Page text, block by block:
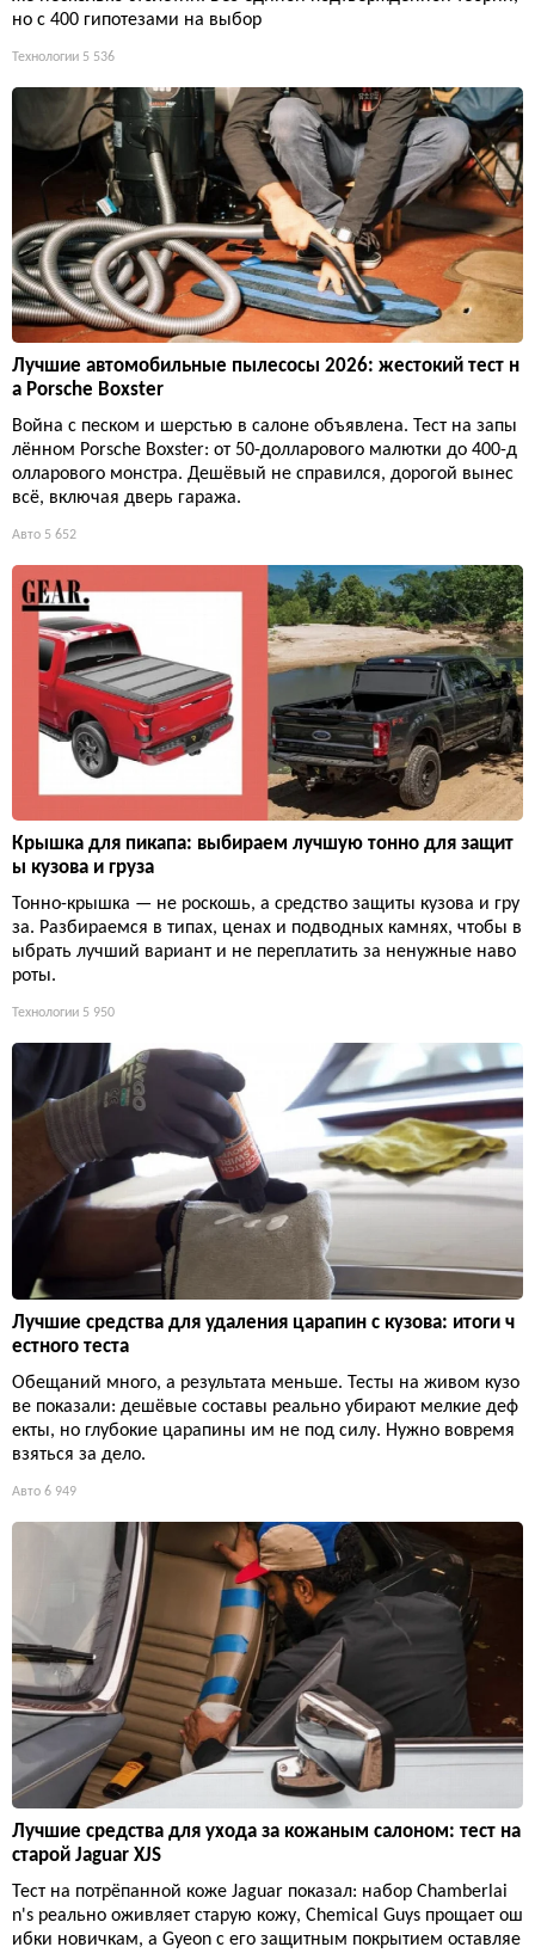
но с 400 гипотезами на выбор
Технологии 5 536
Лучшие автомобильные пылесосы 2026: жестокий тест н
а Porsche Boxster
Война с песком и шерстью в салоне объявлена. Тест на запы
лённом Porsche Boxster: от 50-долларового малютки до 400-д
олларового монстра. Дешёвый не справился, дорогой вынес
всё, включая дверь гаража.
Авто 5 652
Крышка для пикапа: выбираем лучшую тонно для защит
ы кузова и груза
Тонно-крышка — не роскошь, а средство защиты кузова и гру
за. Разбираемся в типах, ценах и подводных камнях, чтобы в
ыбрать лучший вариант и не переплатить за ненужные наво
роты.
Технологии 5 950
Лучшие средства для удаления царапин с кузова: итоги ч
естного теста
Обещаний много, а результата меньше. Тесты на живом кузо
ве показали: дешёвые составы реально убирают мелкие деф
екты, но глубокие царапины им не под силу. Нужно вовремя
взяться за дело.
Авто 6 949
Лучшие средства для ухода за кожаным салоном: тест на
старой Jaguar XJS
Тест на потрёпанной коже Jaguar показал: набор Chamberlai
n's реально оживляет старую кожу, Chemical Guys прощает ош
ибки новичкам, а Gyeon с его защитным покрытием оставляе